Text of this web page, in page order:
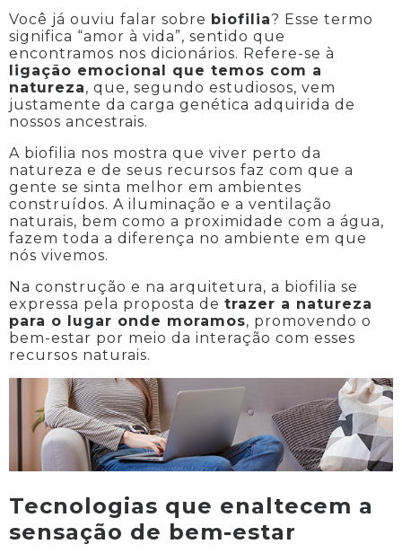
Você já ouviu falar sobre biofilia? Esse termo
significa “amor à vida”, sentido que
encontramos nos dicionários. Refere-se à
ligação emocional que temos com a
natureza, que, segundo estudiosos, vem
justamente da carga genética adquirida de
nossos ancestrais.
A biofilia nos mostra que viver perto da
natureza e de seus recursos faz com que a
gente se sinta melhor em ambientes
construídos. A iluminação e a ventilação
naturais, bem como a proximidade com a água,
fazem toda a diferença no ambiente em que
nós vivemos.
Na construção e na arquitetura, a biofilia se
expressa pela proposta de trazer a natureza
para o lugar onde moramos, promovendo o
bem-estar por meio da interação com esses
recursos naturais.
Tecnologias que enaltecem a
sensação de bem-estar